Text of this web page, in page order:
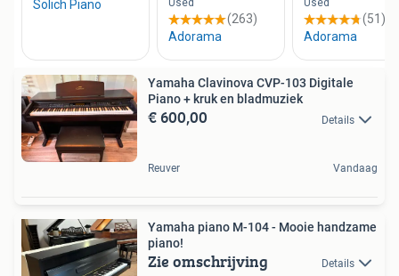
Yamaha Clavinova CVP-103 Digitale
Piano + kruk en bladmuziek
€ 600,00 Details
Reuver Vandaag
Yamaha piano M-104 - Mooie handzame
piano!
Zie omschrijving Details